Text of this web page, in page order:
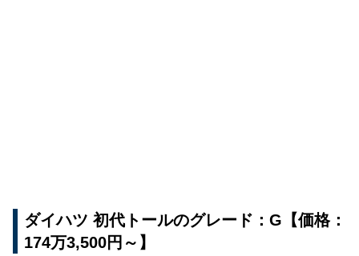
ダイハツ 初代トールのグレード：G【価格：
174万3,500円～】